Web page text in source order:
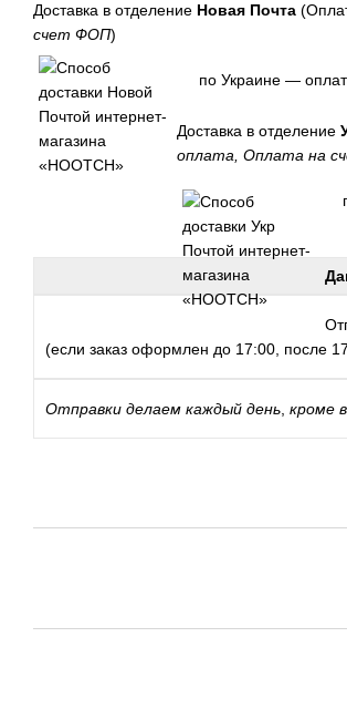
Доставка в отделение Новая Почта
счет ФОП)
по Украине —
Доставка в отделение
оплата, Оплата на
(если заказ оформлен до 17:00, после
Отправки делаем каждый день, кроме